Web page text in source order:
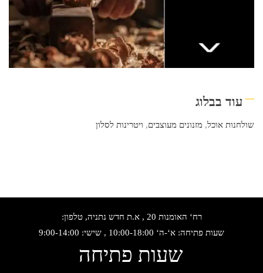
עוד בבלוג
שולחנות אוכל, מזנונים מעוצבים, ויטרינות לסלון
רח‘ האומנות 20 , א.ת חדש נתניה, טלפון:
שעות פתיחה: א‘-ה‘ 10:00-18:00 , שישי: 9:00-14:00
שעות פתיחה